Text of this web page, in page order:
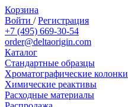
Корзина
Войти /Регистрация
+7 (495) 669-30-54
order@deltaorigin.com
Каталог
Стандартные образцы
Хроматографические колонки
Химические реактивы
Расходные материалы